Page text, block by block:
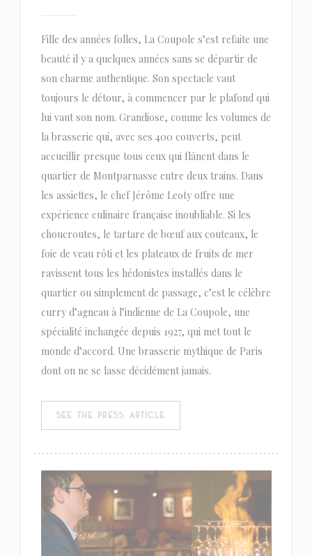
Fille des années folles, La Coupole s’est refaite une
beauté il y a quelques années sans se départir de
son charme authentique. Son spectacle vaut
toujours le détour, à commencer par le plafond qui
lui vaut son nom. Grandiose, comme les volumes de
la brasserie qui, avec ses 400 couverts, peut
accueillir presque tous ceux qui flânent dans le
quartier de Montparnasse entre deux trains. Dans
les assiettes, le chef Jérôme Leoty offre une
expérience culinaire française inoubliable. Si les
choucroutes, le tartare de bœuf aux couteaux, le
foie de veau rôti et les plateaux de fruits de mer
ravissent tous les hédonistes installés dans le
quartier ou simplement de passage, c’est le célèbre
curry d’agneau à l’indienne de La Coupole, une
spécialité inchangée depuis 1927, qui met tout le
monde d’accord. Une brasserie mythique de Paris
dont on ne se lasse décidément jamais.
SEE THE PRESS ARTICLE